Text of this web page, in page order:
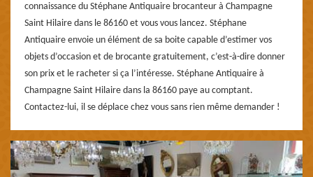
connaissance du Stéphane Antiquaire brocanteur à Champagne
Saint Hilaire dans le 86160 et vous vous lancez. Stéphane
Antiquaire envoie un élément de sa boite capable d’estimer vos
objets d’occasion et de brocante gratuitement, c’est-à-dire donner
son prix et le racheter si ça l’intéresse. Stéphane Antiquaire à
Champagne Saint Hilaire dans la 86160 paye au comptant.
Contactez-lui, il se déplace chez vous sans rien même demander !